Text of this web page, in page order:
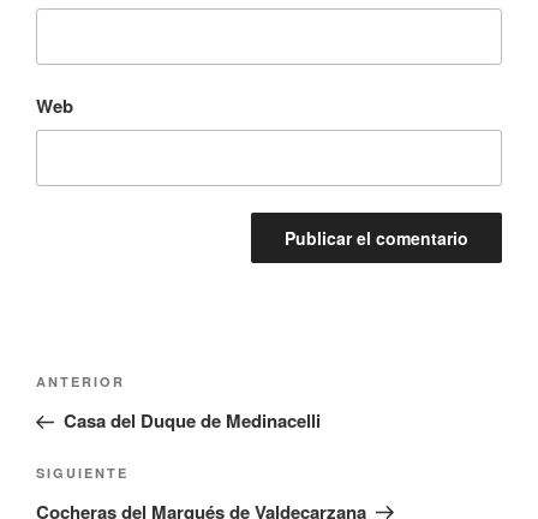
Web
Navegación
entradas
Entrada
anterior:
ANTERIOR
Casa del Duque de Medinacelli
Siguiente
entrada
SIGUIENTE
Cocheras del Marqués de Valdecarzana